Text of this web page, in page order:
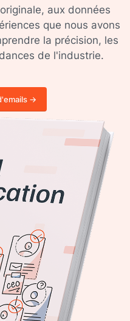
aux données
que nous avons
la précision, les
de l'industrie.
->